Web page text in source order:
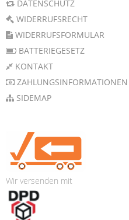
DATENSCHUTZ
WIDERRUFSRECHT
WIDERRUFSFORMULAR
BATTERIEGESETZ
KONTAKT
ZAHLUNGSINFORMATIONEN
SIDEMAP
Wir versenden mit